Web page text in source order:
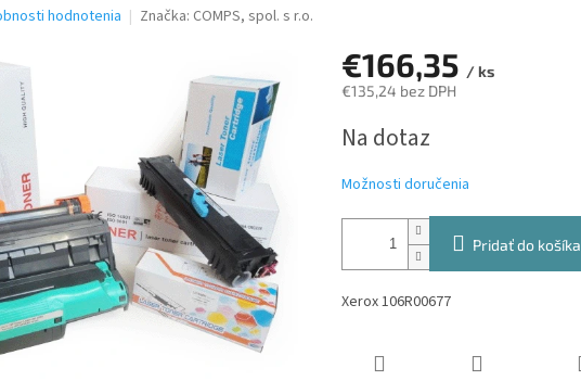
hodnotenia Značka: COMPS, spol. s r.o.
€166,35 / ks
€135,24 bez DPH
cena:
Na dotaz
Možnosti doručenia
Pridať do košíka
Xerox 106R00677